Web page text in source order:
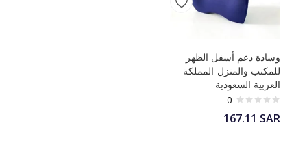
وسادة دعم أسفل الظهر
للمكتب والمنزل-المملكة
العربية السعودية
0
167.11 SAR